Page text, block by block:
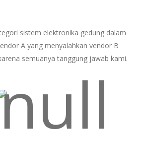
sistem elektronika gedung dalam
A yang menyalahkan vendor B
semuanya tanggung jawab kami.